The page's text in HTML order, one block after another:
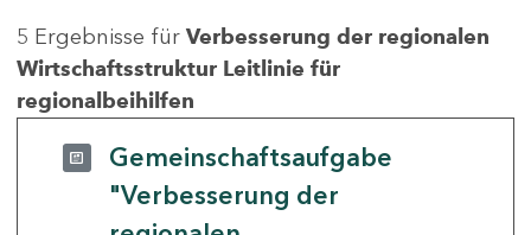
5 Ergebnisse für Verbesserung der regionalen
Wirtschaftsstruktur Leitlinie für
regionalbeihilfen
Gemeinschaftsaufgabe
"Verbesserung der